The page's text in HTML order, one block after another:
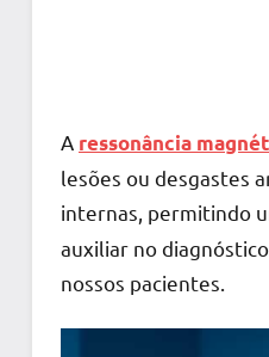
A ressonância
lesões ou desgastes
internas, permitindo
auxiliar no
nossos pacientes.